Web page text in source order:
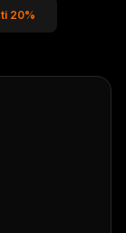
20%